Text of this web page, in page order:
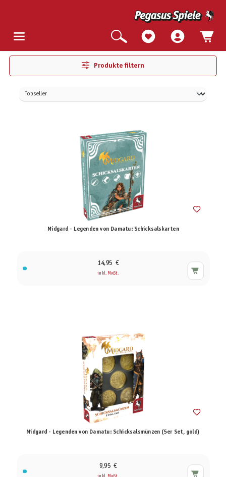
Produkte filtern
Midgard - Legenden von Damatu: Schicksalskarten
14,95 €
inkl. MwSt.
Midgard - Legenden von Damatu: Schicksalsmünzen (5er Set, gold)
9,95 €